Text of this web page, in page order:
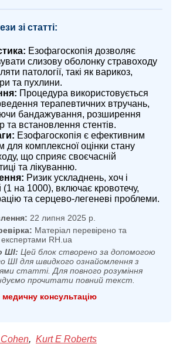
зі статті:
Езофагоскопія дозволяє
слизову оболонку стравоходу
патології, такі як варикоз,
та пухлини.
Процедура використовується
терапевтичних втручань,
бандажування, розширення
та встановлення стентів.
Езофагоскопія є ефективним
для комплексної оцінки стану
що сприяє своєчасній
та лікуванню.
Ризик ускладнень, хоч і
(1 на 1000), включає кровотечу,
та серцево-легеневі проблеми.
22 липня 2025 р.
Матеріал перевірено та
експертами RH.ua
ШІ: Цей блок створено за допомогою
ШІ для швидкого ознайомлення з
статті. Для повного розуміння
прочитати повний текст.
консультацію
, Kurt E Roberts